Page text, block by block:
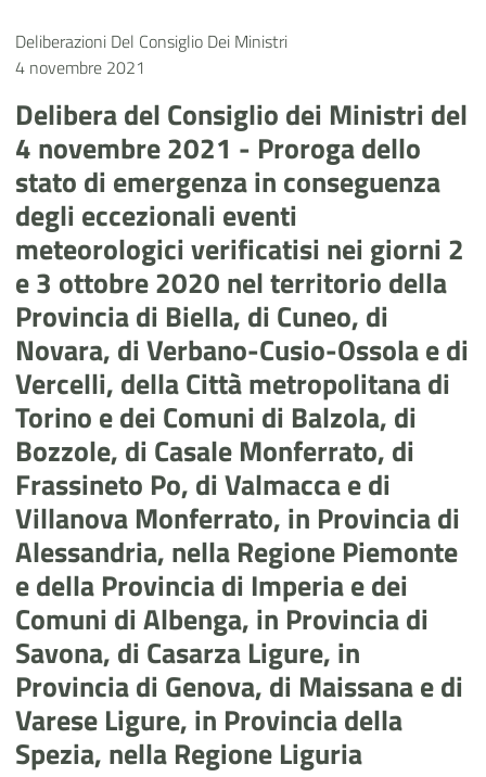
Deliberazioni Del Consiglio Dei Ministri
4 novembre 2021
Delibera del Consiglio dei Ministri del
4 novembre 2021 - Proroga dello
stato di emergenza in conseguenza
degli eccezionali eventi
meteorologici verificatisi nei giorni 2
e 3 ottobre 2020 nel territorio della
Provincia di Biella, di Cuneo, di
Novara, di Verbano-Cusio-Ossola e di
Vercelli, della Città metropolitana di
Torino e dei Comuni di Balzola, di
Bozzole, di Casale Monferrato, di
Frassineto Po, di Valmacca e di
Villanova Monferrato, in Provincia di
Alessandria, nella Regione Piemonte
e della Provincia di Imperia e dei
Comuni di Albenga, in Provincia di
Savona, di Casarza Ligure, in
Provincia di Genova, di Maissana e di
Varese Ligure, in Provincia della
Spezia, nella Regione Liguria